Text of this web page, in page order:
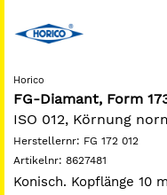
Horico
FG-Diamant, Form
ISO 012, Körnung
Herstellernr: FG 172 012
Artikelnr: 8627481
Konisch. Kopflänge 10